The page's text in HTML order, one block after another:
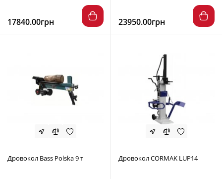
17840.00грн 23950.00грн
Дровокол Bass Polska 9 т Дровокол CORMAK LUP14